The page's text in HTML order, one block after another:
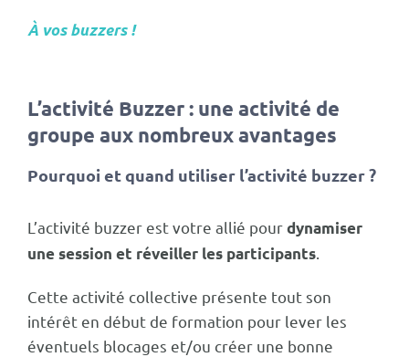
À vosbuzzers!
L’activité Buzzer : une activité de
groupe aux nombreux avantages
Pourquoi et quand utiliser l’activité buzzer ?
L’activité buzzer est votre allié pourdynamiser
une session et réveiller les participants.
Cette activité collective présente tout son
intérêt en début de formation pour lever les
éventuels blocages et/ou créer une bonne